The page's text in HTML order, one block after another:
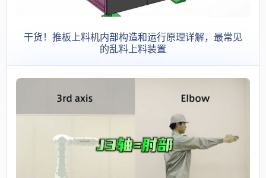
干货！推板上料机内部构造和运行原理详解，最常见
的乱料上料装置